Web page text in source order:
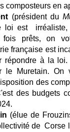
composteurs en
(président du
loi est
fois prêts, on
française est
répondre à la
le Muretain. On
des
des budgets
(élue de
de Corse